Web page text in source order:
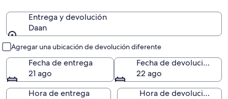
Entrega y devolución
Daan
Agregar una ubicación de devolución diferente
Fecha de entrega
21 ago
Fecha de devolución
22 ago
Hora de entrega
Hora de devolución